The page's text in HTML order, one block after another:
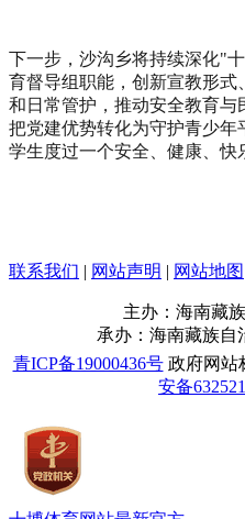
下一步，沙沟乡将持续深化"
育督导组职能，创新宣教形
和日常管护，推动安全教育
把党建优势转化为守护青少
学生度过一个安全、健康、快
联系我们 | 网站声明 | 网站地图
主办：海南藏
承办：海南藏族自
青ICP备19000436号政府网站
安备